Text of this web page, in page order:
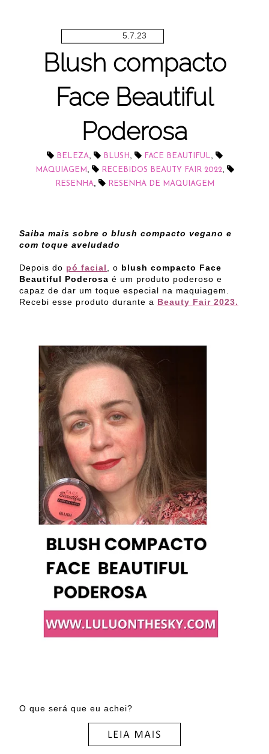
5.7.23
Blush compacto
Face Beautiful
Poderosa
BELEZA, BLUSH , FACE BEAUTIFUL,
MAQUIAGEM , RECEBIDOS BEAUTY FAIR 2022,
RESENHA, RESENHA DE MAQUIAGEM
Saiba mais sobre o blush compacto vegano e
com toque aveludado
Depois do pó facial, o blush compacto Face
Beautiful Poderosa é um produto poderoso e
capaz de dar um toque especial na maquiagem.
Recebi esse produto durante a Beauty Fair 2023.
O que será que eu achei?